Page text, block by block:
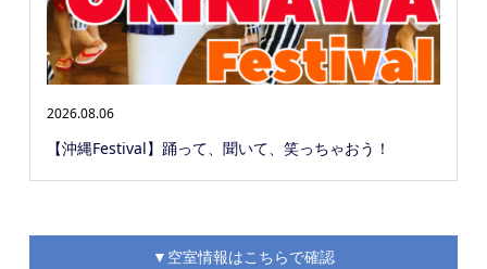
2026.08.06
【沖縄Festival】踊って、聞いて、笑っちゃおう！
▼空室情報はこちらで確認